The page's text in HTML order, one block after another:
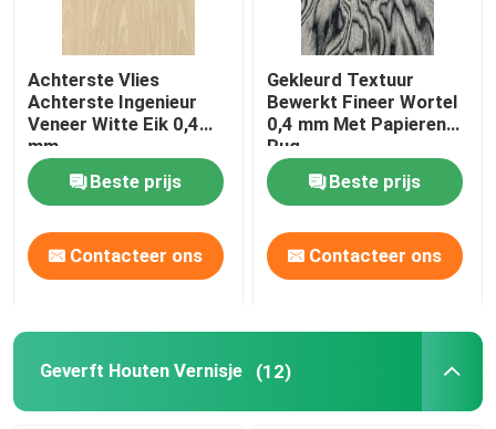
Achterste Vlies
Achterste Ingenieur
Veneer Witte Eik 0,4
mm
Beste prijs
Contacteer ons
Gekleurd Textuur
Bewerkt Fineer Wortel
0,4 mm Met Papieren
Rug
Beste prijs
Contacteer ons
Geverft Houten Vernisje (12)